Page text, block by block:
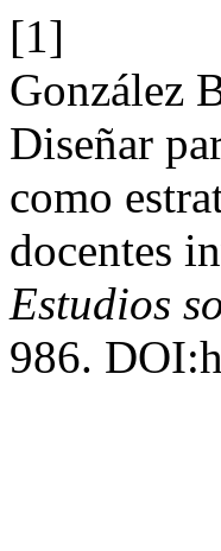
[1]
González
Diseñar
como
docentes
Estudios
986.